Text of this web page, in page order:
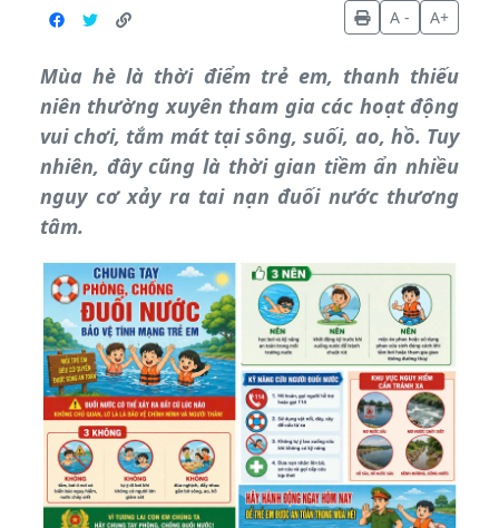
A -
A+
Mùa hè là thời điểm trẻ em, thanh thiếu
niên thường xuyên tham gia các hoạt động
vui chơi, tắm mát tại sông, suối, ao, hồ. Tuy
nhiên, đây cũng là thời gian tiềm ẩn nhiều
nguy cơ xảy ra tai nạn đuối nước thương
tâm.